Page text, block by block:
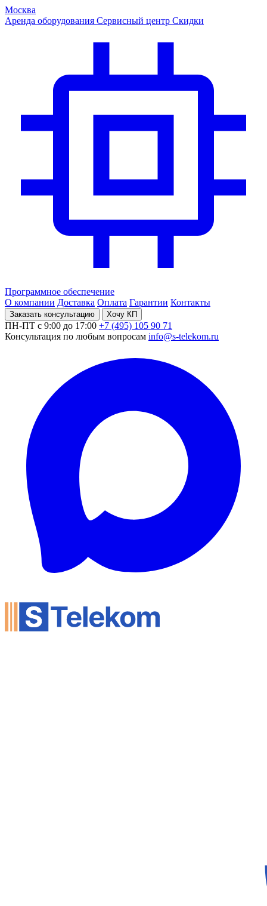
Москва
Аренда оборудования Сервисный центр Скидки
Программное обеспечение
О компании Доставка Оплата Гарантии Контакты
Заказать консультацию Хочу КП
ПН-ПТ с 9:00 до 17:00 +7 (495) 105 90 71
Консультация по любым вопросам info@s-telekom.ru